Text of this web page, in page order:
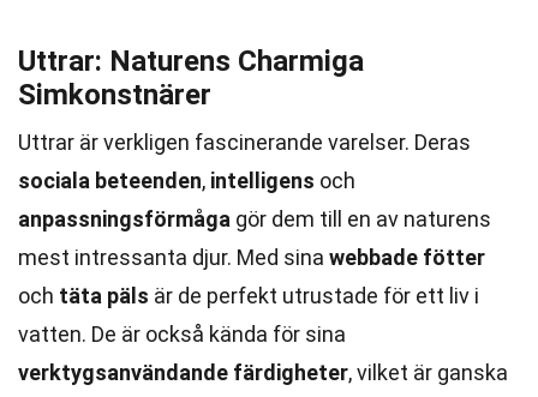
Uttrar: Naturens Charmiga
Simkonstnärer
Uttrar är verkligen fascinerande varelser. Deras
sociala beteenden, intelligens och
anpassningsförmåga gör dem till en av naturens
mest intressanta djur. Med sina webbade fötter
och täta päls är de perfekt utrustade för ett liv i
vatten. De är också kända för sina
verktygsanvändande färdigheter, vilket är ganska